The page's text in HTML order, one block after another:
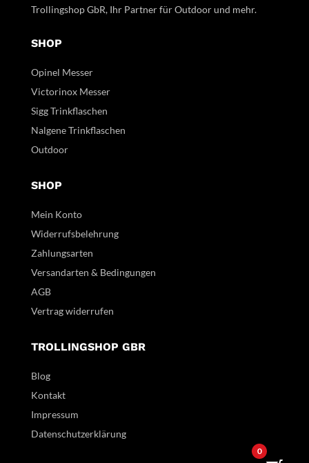
Trollingshop GbR, Ihr Partner für Outdoor und mehr.
SHOP
Opinel Messer
Victorinox Messer
Sigg Trinkflaschen
Nalgene Trinkflaschen
Outdoor
SHOP
Mein Konto
Widerrufsbelehrung
Zahlungsarten
Versandarten & Bedingungen
AGB
Vertrag widerrufen
TROLLINGSHOP GBR
Blog
Kontakt
Impressum
Datenschutzerklärung
0